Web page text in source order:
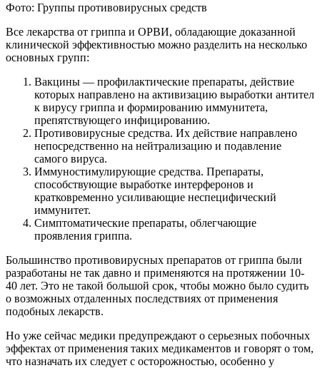
Фото: Группы противовирусных средств
Все лекарства от гриппа и ОРВИ, обладающие доказанной
клинической эффективностью можно разделить на несколько
основных групп:
Вакцины — профилактические препараты, действие
которых направлено на активизацию выработки антител
к вирусу гриппа и формированию иммунитета,
препятствующего инфицированию.
Противовирусные средства. Их действие направлено
непосредственно на нейтрализацию и подавление
самого вируса.
Иммуностимулирующие средства. Препараты,
способствующие выработке интерферонов и
кратковременно усиливающие неспецифический
иммунитет.
Симптоматические препараты, облегчающие
проявления гриппа.
Большинство противовирусных препаратов от гриппа были
разработаны не так давно и применяются на протяжении 10-
40 лет. Это не такой большой срок, чтобы можно было судить
о возможных отдаленных последствиях от применения
подобных лекарств.
Но уже сейчас медики предупреждают о серьезных побочных
эффектах от применения таких медикаментов и говорят о том,
что назначать их следует с осторожностью, особенно у